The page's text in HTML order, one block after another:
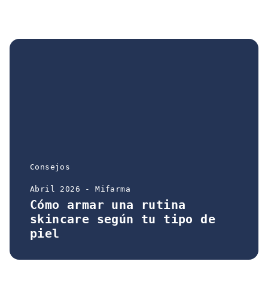
Consejos
Abril 2026 - Mifarma
Cómo armar una rutina
skincare según tu tipo de
piel